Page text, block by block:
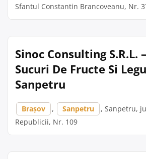
Sfantul Constantin Brancoveanu, Nr.
Sinoc Consulting S.R.L.
Sucuri De Fructe Si
Sanpetru
Brașov , Sanpetru
, Sanpetru,
Republicii, Nr. 109